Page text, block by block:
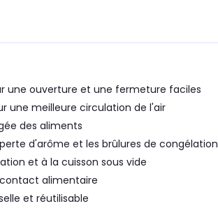
une ouverture et une fermeture faciles
une meilleure circulation de l'air
des aliments
d'arôme et les brûlures de congélation
et à la cuisson sous vide
alimentaire
et réutilisable